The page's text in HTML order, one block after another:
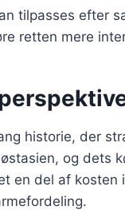
tilpasses efter
retten mere
historie, der
og dets
en del af